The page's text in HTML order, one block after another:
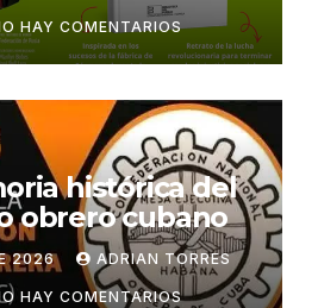
HAY COMENTARIOS
histórica del
obrero cubano
2026 ADRIAN TORRES
HAY COMENTARIOS